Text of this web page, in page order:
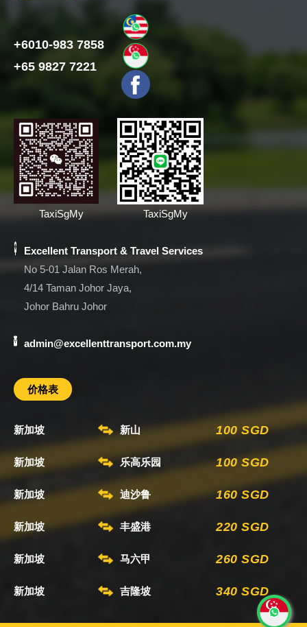
+6010-983 7858
+65 9827 7221
TaxiSgMy TaxiSgMy
Excellent Transport & Travel Services
No 5-01 Jalan Ros Merah,
4/14 Taman Johor Jaya,
Johor Bahru Johor
admin@excellenttransport.com.my
价格表
新加坡 新山 100 SGD
新加坡 乐高乐园 100 SGD
新加坡 迪沙鲁 160 SGD
新加坡 丰盛港 220 SGD
新加坡 马六甲 260 SGD
新加坡 吉隆坡 340 SGD